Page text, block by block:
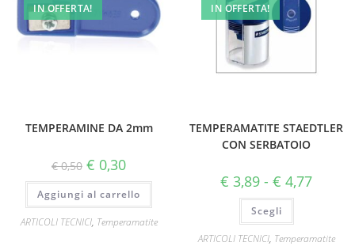
IN OFFERTA!
TEMPERAMINE DA 2mm
€0,50 € 0,30
Aggiungi al carrello
ARTICOLI TECNICI, Temperamatite
IN OFFERTA!
TEMPERAMATITE STAEDTLER
CON SERBATOIO
€ 3,89 - € 4,77
Scegli
ARTICOLI TECNICI, Temperamatite